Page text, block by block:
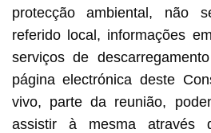
protecção ambiental, não
referido local, informações
serviços de
página electrónica deste
vivo, parte da reunião,
assistir à mesma através